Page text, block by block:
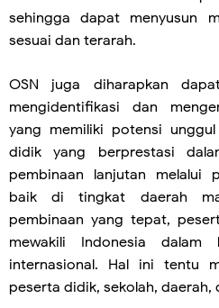
sehingga dapat menyusun
sesuai dan terarah.
OSN juga diharapkan
mengidentifikasi dan
yang memiliki potensi
didik yang berprestasi
pembinaan lanjutan melalui
baik di tingkat daerah
pembinaan yang tepat,
mewakili Indonesia
internasional. Hal ini tentu
peserta didik, sekolah, daerah,